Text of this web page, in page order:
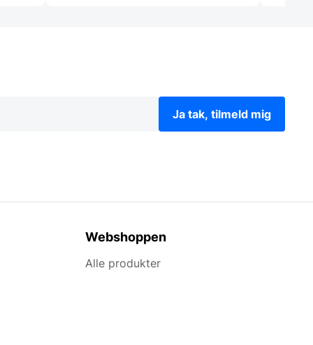
Ja tak, tilmeld mig
Webshoppen
Alle produkter